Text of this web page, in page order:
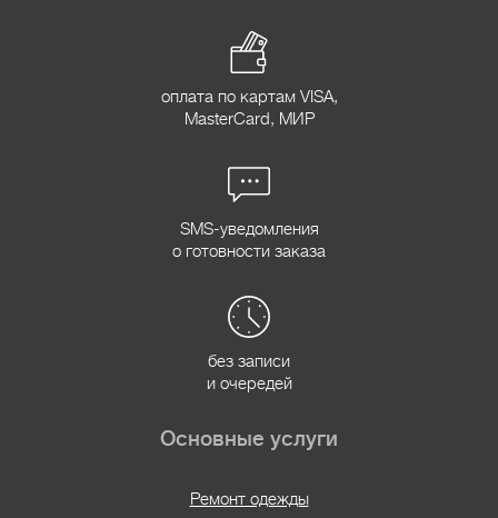
оплата по картам VISA,
MasterCard, МИР
SMS-уведомления
о готовности заказа
без записи
и очередей
Основные услуги
Ремонт одежды